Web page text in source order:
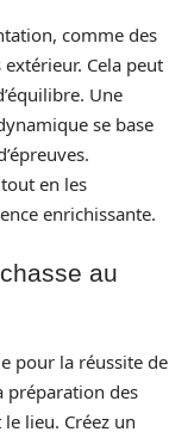
comme des
Cela peut
Une
se base
en les
enrichissante.
au
pour la réussite de
préparation des
lieu. Créez un